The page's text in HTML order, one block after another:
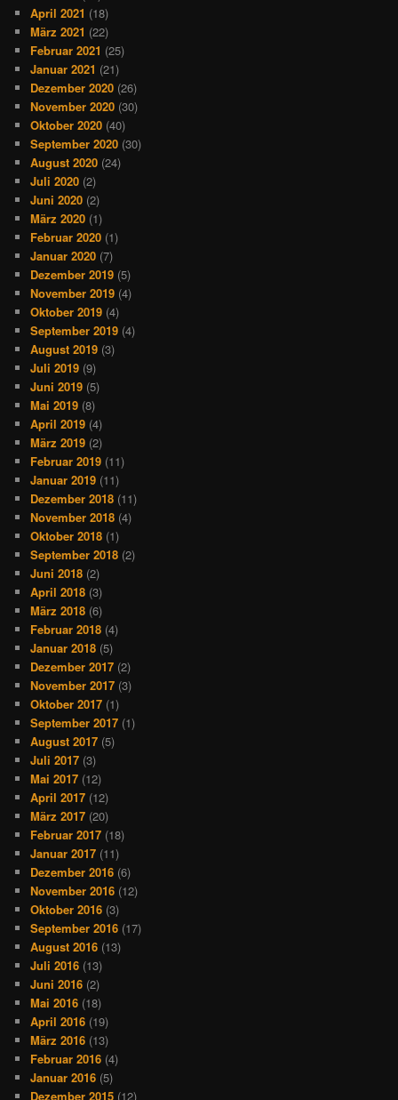
April 2021 (18)
März 2021 (22)
Februar 2021 (25)
Januar 2021 (21)
Dezember 2020 (26)
November 2020 (30)
Oktober 2020 (40)
September 2020 (30)
August 2020 (24)
Juli 2020 (2)
Juni 2020 (2)
März 2020 (1)
Februar 2020 (1)
Januar 2020 (7)
Dezember 2019 (5)
November 2019 (4)
Oktober 2019 (4)
September 2019 (4)
August 2019 (3)
Juli 2019 (9)
Juni 2019 (5)
Mai 2019 (8)
April 2019 (4)
März 2019 (2)
Februar 2019 (11)
Januar 2019 (11)
Dezember 2018 (11)
November 2018 (4)
Oktober 2018 (1)
September 2018 (2)
Juni 2018 (2)
April 2018 (3)
März 2018 (6)
Februar 2018 (4)
Januar 2018 (5)
Dezember 2017 (2)
November 2017 (3)
Oktober 2017 (1)
September 2017 (1)
August 2017 (5)
Juli 2017 (3)
Mai 2017 (12)
April 2017 (12)
März 2017 (20)
Februar 2017 (18)
Januar 2017 (11)
Dezember 2016 (6)
November 2016 (12)
Oktober 2016 (3)
September 2016 (17)
August 2016 (13)
Juli 2016 (13)
Juni 2016 (2)
Mai 2016 (18)
April 2016 (19)
März 2016 (13)
Februar 2016 (4)
Januar 2016 (5)
Dezember 2015 (12)